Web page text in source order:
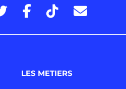
LES METIERS